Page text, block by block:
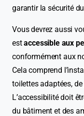
garantir la sécurité
Vous devrez aussi
estaccessible aux
conformément aux
Cela comprend
toilettes adaptées,
L’accessibilité doit
du bâtiment et des